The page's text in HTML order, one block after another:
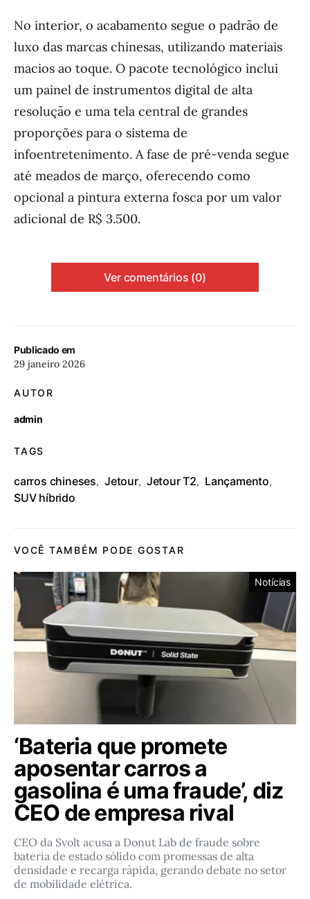
Publicado em
29 janeiro 2026
AUTOR
admin
TAGS
carros chineses, Jetour, Jetour T2, Lançamento,
SUV híbrido
No interior, o acabamento segue o padrão de
luxo das marcas chinesas, utilizando materiais
macios ao toque. O pacote tecnológico inclui
um painel de instrumentos digital de alta
resolução e uma tela central de grandes
proporções para o sistema de
infoentretenimento. A fase de pré-venda segue
até meados de março, oferecendo como
opcional a pintura externa fosca por um valor
adicional de R$ 3.500.
Ver comentários (0)
VOCÊ TAMBÉM PODE GOSTAR
Notícias
‘Bateria que promete
aposentar carros a
gasolina é uma fraude’, diz
CEO de empresa rival
CEO da Svolt acusa a Donut Lab de fraude sobre
bateria de estado sólido com promessas de alta
densidade e recarga rápida, gerando debate no setor
de mobilidade elétrica.